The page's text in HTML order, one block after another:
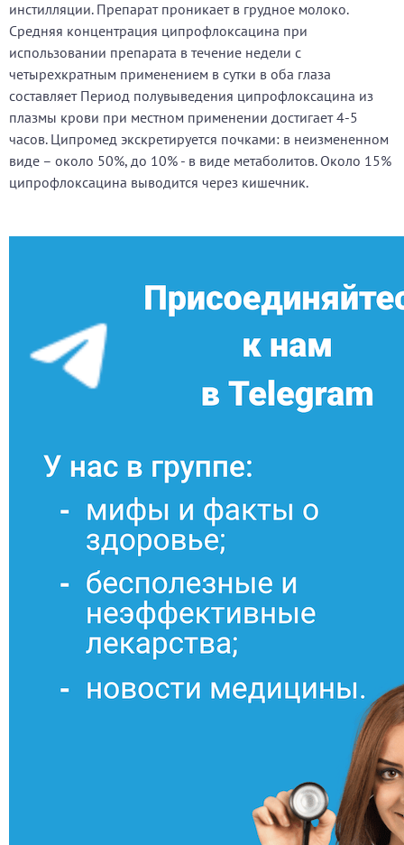
инстилляции. Препарат проникает в грудное молоко.
Средняя концентрация ципрофлоксацина при
использовании препарата в течение недели с
четырехкратным применением в сутки в оба глаза
составляет Период полувыведения ципрофлоксацина из
плазмы крови при местном применении достигает 4-5
часов. Ципромед экскретируется почками: в неизмененном
виде – около 50%, до 10% - в виде метаболитов. Около 15%
ципрофлоксацина выводится через кишечник.